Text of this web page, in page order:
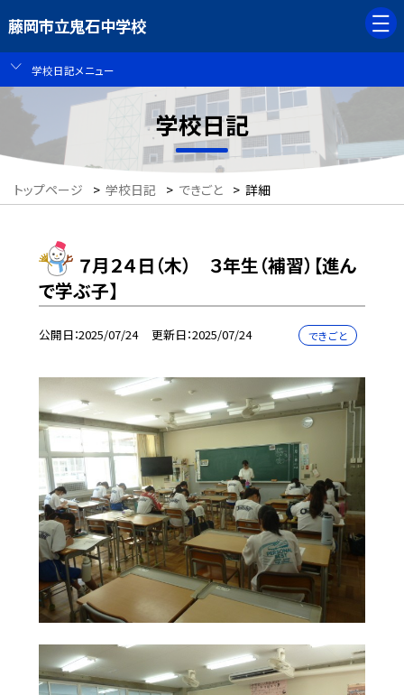
藤岡市立鬼石中学校
学校日記メニュー
学校日記
トップページ > 学校日記 > できごと > 詳細
７月２４日（木） ３年生（補習）【進ん
で学ぶ子】
公開日 2025/07/24 更新日 2025/07/24 できごと